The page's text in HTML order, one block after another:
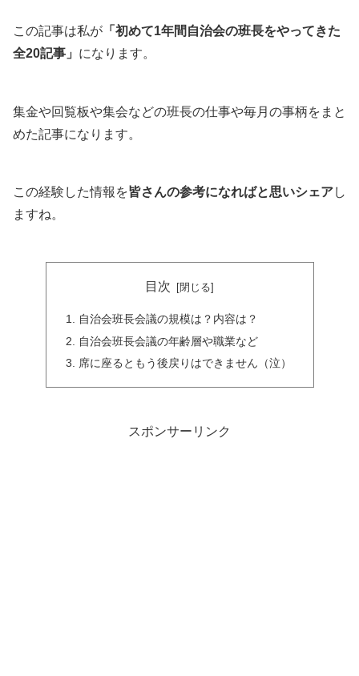
この記事は私が 「初めて1年間自治会の班長をやってきた
全20記事」 になります。
集金や回覧板や集会などの班長の仕事や毎月の事柄をまと
めた記事になります。
この経験した情報を皆さんの参考になればと思いシェアし
ますね。
目次
自治会班長会議の規模は？内容は？
自治会班長会議の年齢層や職業など
席に座るともう後戻りはできません（泣）
スポンサーリンク